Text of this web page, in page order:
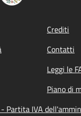
Crediti
Contatti
Leggi le
Piano di
Partita IVA